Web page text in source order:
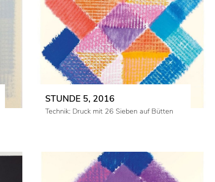
STUNDE 5, 2016
Technik: Druck mit 26 Sieben auf Bütten